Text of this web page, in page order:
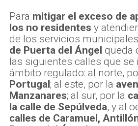
Para mitigar el exceso de
los no residentes y
de los servicios
de Puerta del Ángel queda
las siguientes calles que se
ámbito regulado: al norte,
Portugal; al este, por la
Manzanares; al sur, por la
la calle de Sepúlveda, y al
calles de Caramuel,